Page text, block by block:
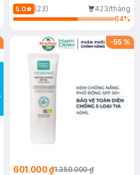
(Mới)
5.0 (23)
423/tháng
64%
-55 %
601.000 ₫1.350.000 ₫